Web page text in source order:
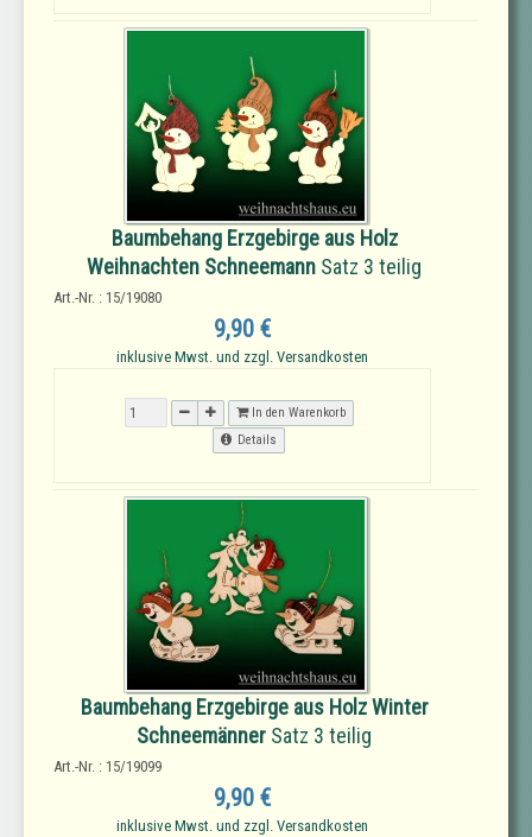
Baumbehang Erzgebirge aus Holz
Weihnachten Schneemann Satz 3 teilig
Art.-Nr. : 15/19080
9,90 €
inklusive Mwst. und zzgl. Versandkosten
In den Warenkorb
Details
Baumbehang Erzgebirge aus Holz Winter
Schneemänner Satz 3 teilig
Art.-Nr. : 15/19099
9,90 €
inklusive Mwst. und zzgl. Versandkosten